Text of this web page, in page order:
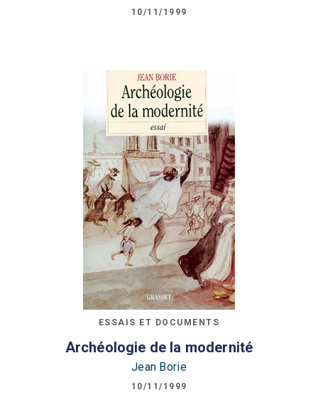
10/11/1999
ESSAIS ET DOCUMENTS
Archéologie de la modernité
Jean Borie
10/11/1999